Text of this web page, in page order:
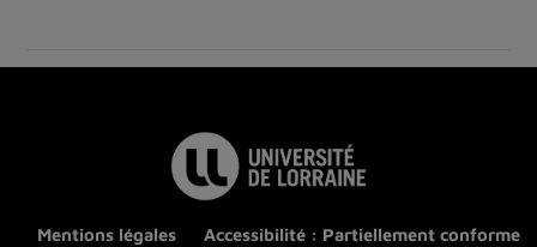
Mentions légales Accessibilité : Partiellement conforme